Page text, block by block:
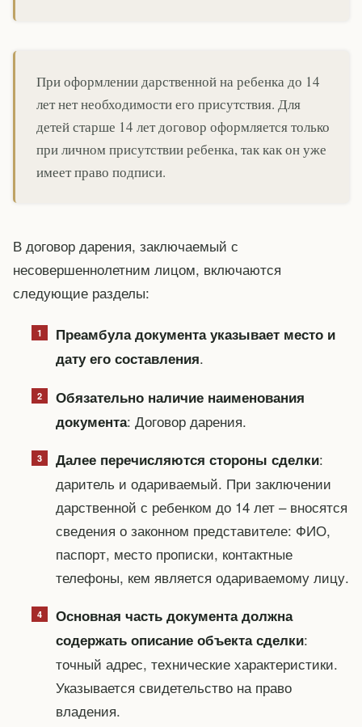
При оформлении дарственной на ребенка до 14
лет нет необходимости его присутствия. Для
детей старше 14 лет договор оформляется только
при личном присутствии ребенка, так как он уже
имеет право подписи.
В договор дарения, заключаемый с
несовершеннолетним лицом, включаются
следующие разделы:
Преамбула документа указывает место и
дату его составления.
Обязательно наличие наименования
документа: Договор дарения.
Далее перечисляются стороны сделки:
даритель и одариваемый. При заключении
дарственной с ребенком до 14 лет – вносятся
сведения о законном представителе: ФИО,
паспорт, место прописки, контактные
телефоны, кем является одариваемому лицу.
Основная часть документа должна
содержать описание объекта сделки:
точный адрес, технические характеристики.
Указывается свидетельство на право
владения.